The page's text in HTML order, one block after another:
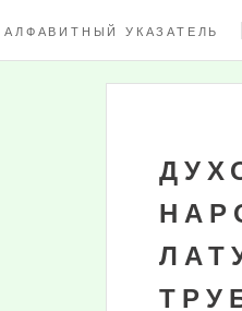
АЛФАВИТНЫЙ УКАЗАТЕЛЬ